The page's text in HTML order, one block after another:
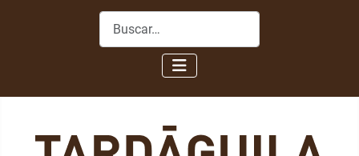
Buscar